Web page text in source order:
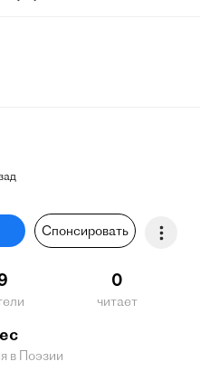
Спонсировать
0
читает
в Поэзии